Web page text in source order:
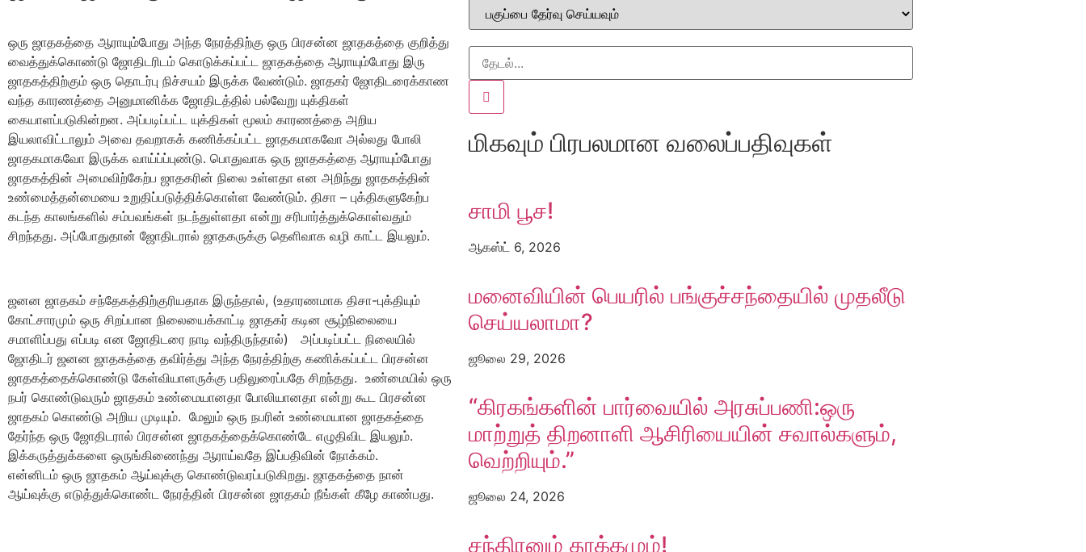
ஒரு ஜாதகத்தை ஆராயும்போது அந்த நேரத்திற்கு ஒரு பிரசன்ன ஜாதகத்தை குறித்து
வைத்துக்கொண்டு ஜோதிடரிடம் கொடுக்கப்பட்ட ஜாதகத்தை ஆராயும்போது இரு
ஜாதகத்திற்கும் ஒரு தொடர்பு நிச்சயம் இருக்க வேண்டும். ஜாதகர் ஜோதிடரைக்காண
வந்த காரணத்தை அனுமானிக்க ஜோதிடத்தில் பல்வேறு யுக்திகள்
கையாளப்படுகின்றன. அப்படிப்பட்ட யுக்திகள் மூலம் காரணத்தை அறிய
இயலாவிட்டாலும் அவை தவறாகக் கணிக்கப்பட்ட ஜாதகமாகவோ அல்லது போலி
ஜாதகமாகவோ இருக்க வாய்ப்ப்புண்டு. பொதுவாக ஒரு ஜாதகத்தை ஆராயும்போது
ஜாதகத்தின் அமைவிற்கேற்ப ஜாதகரின் நிலை உள்ளதா என அறிந்து ஜாதகத்தின்
உண்மைத்தன்மையை உறுதிப்படுத்திக்கொள்ள வேண்டும். திசா – புக்திகளுகேற்ப
கடந்த காலங்களில் சம்பவங்கள் நடந்துள்ளதா என்று சரிபார்த்துக்கொள்வதும்
சிறந்தது. அப்போதுதான் ஜோதிடரால் ஜாதகருக்கு தெளிவாக வழி காட்ட இயலும்.
ஜனன ஜாதகம் சந்தேகத்திற்குரியதாக இருந்தால், (உதாரணமாக திசா-புக்தியும்
கோட்சாரமும் ஒரு சிறப்பான நிலையைக்காட்டி ஜாதகர் கடின சூழ்நிலையை
சமாளிப்பது எப்படி என ஜோதிடரை நாடி வந்திருந்தால்) அப்படிப்பட்ட நிலையில்
ஜோதிடர் ஜனன ஜாதகத்தை தவிர்த்து அந்த நேரத்திற்கு கணிக்கப்பட்ட பிரசன்ன
ஜாதகத்தைக்கொண்டு கேள்வியாளருக்கு பதிலுரைப்பதே சிறந்தது. உண்மையில் ஒரு
நபர் கொண்டுவரும் ஜாதகம் உண்மையானதா போலியானதா என்று கூட பிரசன்ன
ஜாதகம் கொண்டு அறிய முடியும். மேலும் ஒரு நபரின் உண்மையான ஜாதகத்தை
தேர்ந்த ஒரு ஜோதிடரால் பிரசன்ன ஜாதகத்தைக்கொண்டே எழுதிவிட இயலும்.
இக்கருத்துக்களை ஒருங்கிணைந்து ஆராய்வதே இப்பதிவின் நோக்கம்.
என்னிடம் ஒரு ஜாதகம் ஆய்வுக்கு கொண்டுவரப்படுகிறது. ஜாதகத்தை நான்
ஆய்வுக்கு எடுத்துக்கொண்ட நேரத்தின் பிரசன்ன ஜாதகம் நீங்கள் கீழே காண்பது.
மிகவும் பிரபலமான வலைப்பதிவுகள்
சாமி பூச!
ஆகஸ்ட் 6, 2026
மனைவியின் பெயரில் பங்குச்சந்தையில் முதலீடு
செய்யலாமா?
ஜூலை 29, 2026
“கிரகங்களின் பார்வையில் அரசுப்பணி:ஒரு
மாற்றுத் திறனாளி ஆசிரியையின் சவால்களும்,
வெற்றியும்.”
ஜூலை 24, 2026
சந்திரனும் தூக்கமும்!